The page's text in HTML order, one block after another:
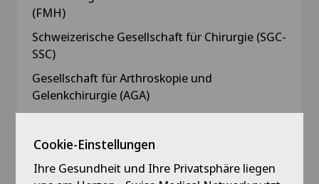
(FMH)
Schweizerische Gesellschaft für Chirurgie (SGC-
SSC)
Gesellschaft für Arthroskopie und
Gelenkchirurgie (AGA)
Unfallchirurgie (DGOU)
Verband Schweizerischer Assistenz- und
Oberärzte (VSAO)
Cookie-Einstellungen
Ihre Gesundheit und Ihre Privatsphäre liegen